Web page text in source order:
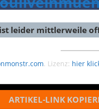
leider mittlerweile
. Lizenz: hier
ARTIKEL-LINK